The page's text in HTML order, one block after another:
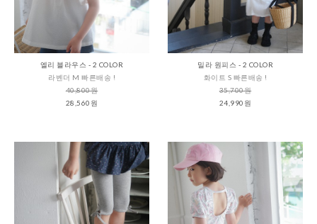
엘리 블라우스 - 2 COLOR
라벤더 M 빠른배송 !
40,800원
28,560원
밀라 원피스 - 2 COLOR
화이트 S 빠른배송 !
35,700원
24,990원